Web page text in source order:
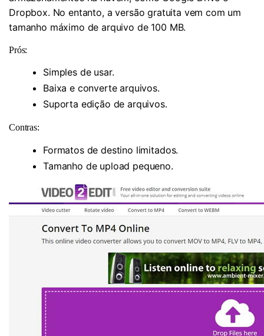
Dropbox. No entanto, a versão gratuita vem com um
tamanho máximo de arquivo de 100 MB.
Prós:
Simples de usar.
Baixa e converte arquivos.
Suporta edição de arquivos.
Contras:
Formatos de destino limitados.
Tamanho de upload pequeno.